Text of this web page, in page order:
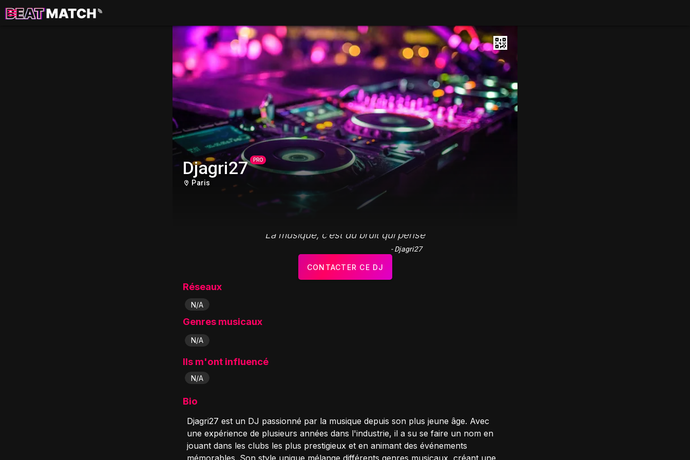
Djagri27 PRO
Paris
"La musique, c’est du bruit qui pense"
- Djagri27
CONTACTER CE DJ
Réseaux
N/A
Genres musicaux
N/A
Ils m'ont influencé
N/A
Bio
Djagri27 est un DJ passionné par la musique depuis son plus jeune âge. Avec
une expérience de plusieurs années dans l'industrie, il a su se faire un nom en
jouant dans les clubs les plus prestigieux et en animant des événements